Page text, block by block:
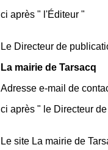
ci après " l'Éditeur "
Le Directeur de
La mairie de Tarsacq
Adresse e-mail de
ci après " le Directeur
Le site La mairie de